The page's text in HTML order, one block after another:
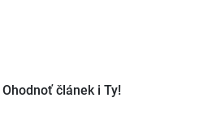
Ohodnoť článek i Ty!